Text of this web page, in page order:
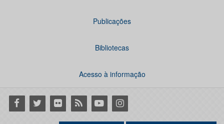
Publicações
Bibliotecas
Acesso à informação
Facebook
Twitter Flickr RSS YoutubeInstagram